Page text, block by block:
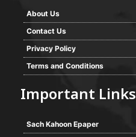
About Us
Contact Us
Privacy Policy
Terms and Conditions
Important Links
Sach Kahoon Epaper